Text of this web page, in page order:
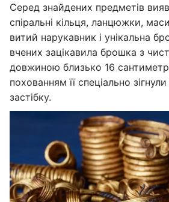
Серед знайдених предметів
спіральні кільця, ланцюжки,
витий нарукавник і унікальна
вчених зацікавила брошка з
довжиною близько 16
похованням її спеціально
застібку.